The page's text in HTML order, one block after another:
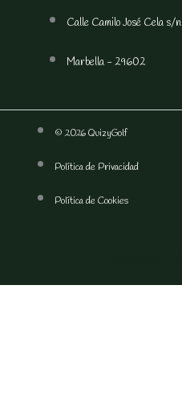
Calle Camilo José Cela s/n
Marbella - 29602
© 2026 QuizyGolf
Política de Privacidad
Política de Cookies